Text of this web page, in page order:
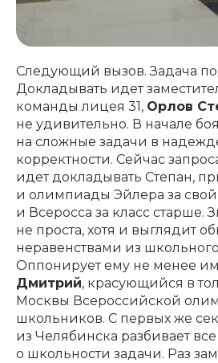
Следующий вызов. Задача
Докладывать идет
команды лицея 31, Орлов
не удивительно. В начале
на сложные задачи в
корректности. Сейчас
идет докладывать Степан,
и олимпиады Эйлера за свой
и Всеросса за класс старше.
не проста, хотя и выглядит
неравенствами из
Оппонирует ему не менее
Дмитрий, красующийся в
Москвы Всероссийской
школьников. С первых же
из Челябинска разбивает
о школьности задачи. Раз